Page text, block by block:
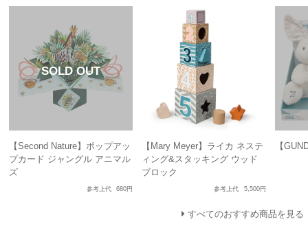
【Second Nature】ポップアッ
プカード ジャングル アニマル
ズ
参考上代 680円
【Mary Meyer】ライカ ネステ
ィング&スタッキング ウッド
ブロック
参考上代 5,500円
【
すべてのおすすめ商品を見る